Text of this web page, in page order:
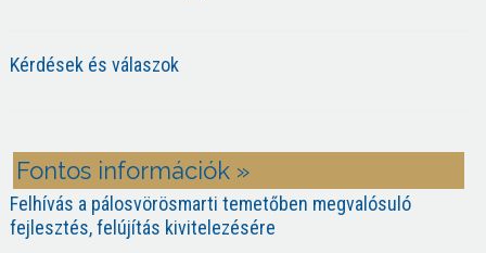
Kérdések és válaszok
Fontos információk »
Felhívás a pálosvörösmarti temetőben megvalósuló
fejlesztés, felújítás kivitelezésére